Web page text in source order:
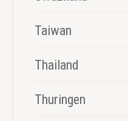
Taiwan
Thailand
Thuringen